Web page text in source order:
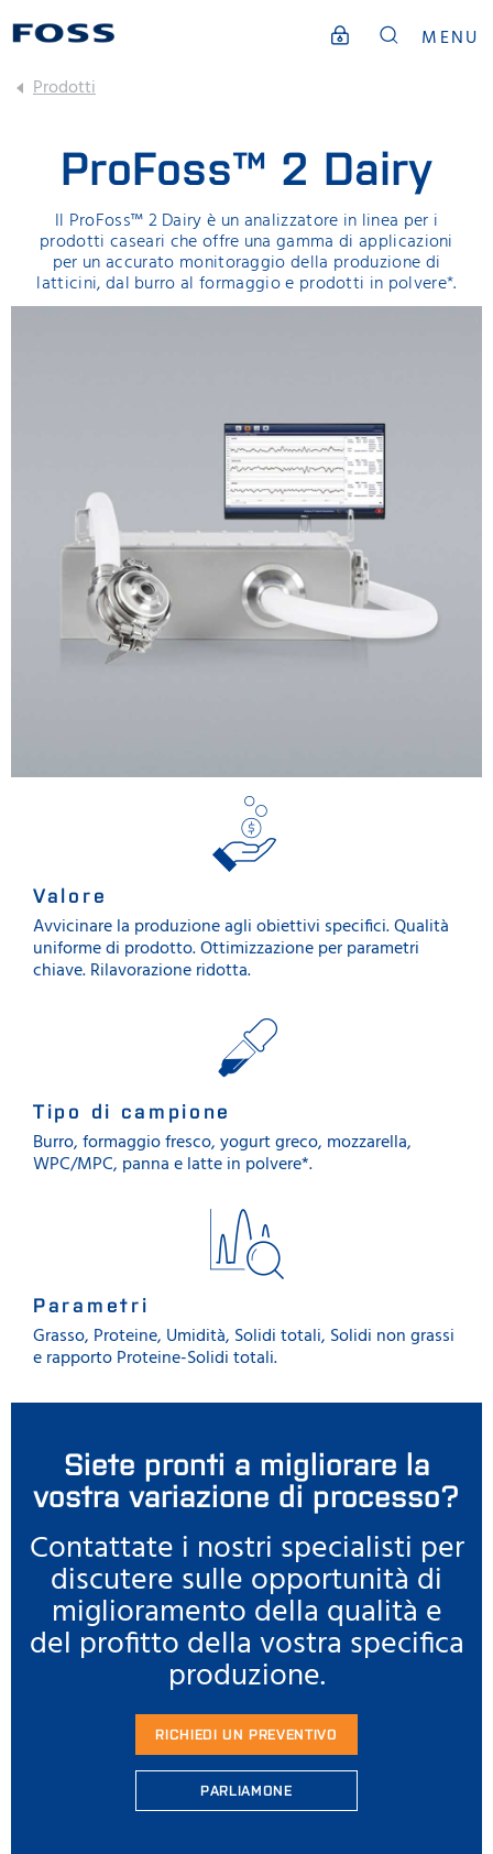
MENU
Prodotti
ProFoss™ 2 Dairy
Il ProFoss™ 2 Dairy è un analizzatore in linea per i
prodotti caseari che offre una gamma di applicazioni
per un accurato monitoraggio della produzione di
latticini, dal burro al formaggio e prodotti in polvere*.
Valore
Avvicinare la produzione agli obiettivi specifici. Qualità
uniforme di prodotto. Ottimizzazione per parametri
chiave. Rilavorazione ridotta.
Tipo di campione
Burro, formaggio fresco, yogurt greco, mozzarella,
WPC/MPC, panna e latte in polvere*.
Parametri
Grasso, Proteine, Umidità, Solidi totali, Solidi non grassi
e rapporto Proteine-Solidi totali.
Siete pronti a migliorare la
vostra variazione di processo?
Contattate i nostri specialisti per
discutere sulle opportunità di
miglioramento della qualità e
del profitto della vostra specifica
produzione.
RICHIEDI UN PREVENTIVO
PARLIAMONE